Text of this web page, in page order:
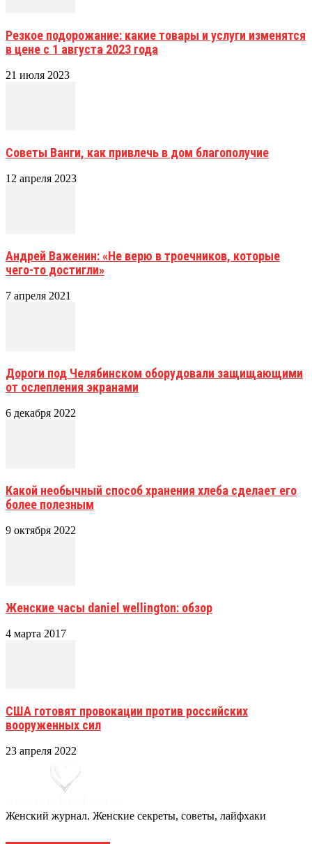
Резкое подорожание: какие товары и услуги изменятся
в цене с 1 августа 2023 года
21 июля 2023
Советы Ванги, как привлечь в дом благополучие
12 апреля 2023
Андрей Важенин: «Не верю в троечников, которые
чего-то достигли»
7 апреля 2021
Дороги под Челябинском оборудовали защищающими
от ослепления экранами
6 декабря 2022
Какой необычный способ хранения хлеба сделает его
более полезным
9 октября 2022
Женские часы daniel wellington: обзор
4 марта 2017
США готовят провокации против российских
вооруженных сил
23 апреля 2022
Женский журнал. Женские секреты, советы, лайфхаки